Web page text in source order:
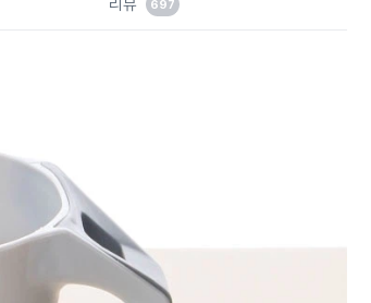
리뷰 697